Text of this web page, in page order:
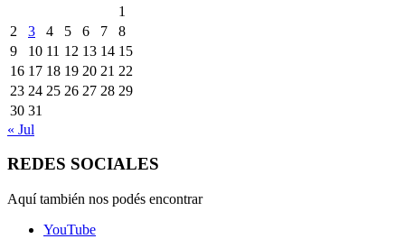
1
2
3 4 5 6 7
8
9
10 11 12 13 14 15
16 17 18 19 20 21 22
23 24 25 26 27 28 29
30 31
« Jul
REDES SOCIALES
Aquí también nos podés encontrar
YouTube